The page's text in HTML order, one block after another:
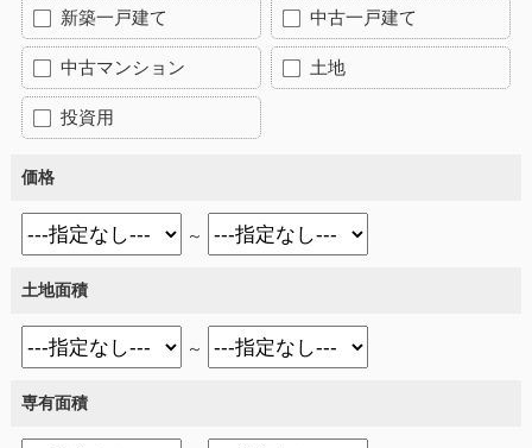
新築一戸建て 中古一戸建て
中古マンション 土地
投資用
価格
～
土地面積
～
専有面積